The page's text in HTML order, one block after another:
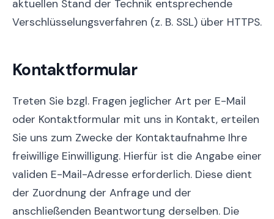
aktuellen Stand der Technik entsprechende
Verschlüsselungsverfahren (z. B. SSL) über HTTPS.
Kontaktformular
Treten Sie bzgl. Fragen jeglicher Art per E-Mail
oder Kontaktformular mit uns in Kontakt, erteilen
Sie uns zum Zwecke der Kontaktaufnahme Ihre
freiwillige Einwilligung. Hierfür ist die Angabe einer
validen E-Mail-Adresse erforderlich. Diese dient
der Zuordnung der Anfrage und der
anschließenden Beantwortung derselben. Die